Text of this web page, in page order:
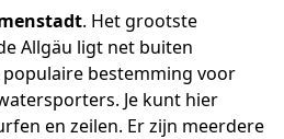
. Het grootste
Allgäu ligt net buiten
bestemming voor
Je kunt hier
en zeilen. Er zijn meerdere